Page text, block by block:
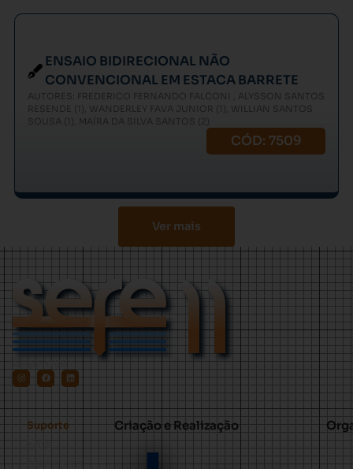
ENSAIO BIDIRECIONAL NÃO
CONVENCIONAL EM ESTACA BARRETE
AUTORES: FREDERICO FERNANDO FALCONI , ALYSSON SANTOS
RESENDE (1), WANDERLEY FAVA JUNIOR (1), WILLIAN SANTOS
SOUSA (1), MAÍRA DA SILVA SANTOS (2)
CÓD: 7509
Ver mais
Criação e Realização
Suporte